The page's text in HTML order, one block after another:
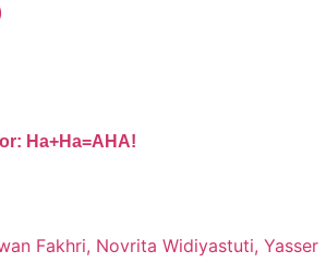
Ha+Ha=AHA!
Fakhri, Novrita Widiyastuti, Yasser